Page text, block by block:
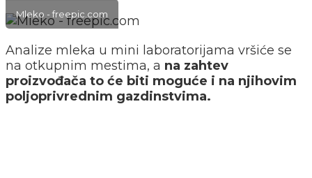
Mleko - freepic.com
Analize mleka u mini laboratorijama vršiće se
na otkupnim mestima, a na zahtev
proizvođača to će biti moguće i na njihovim
poljoprivrednim gazdinstvima.